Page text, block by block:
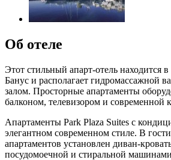
Об отеле
Этот стильный апарт-отель находится
Банус и располагает гидромассажной
залом. Просторные апартаменты
балконом, телевизором и современной
Апартаменты Park Plaza Suites с
элегантном современном стиле. В
апартаментов установлен диван-
посудомоечной и стиральной